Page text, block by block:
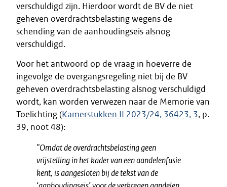
verschuldigd zijn. Hierdoor wordt de BV de niet
geheven overdrachtsbelasting wegens de
schending van de aanhoudingseis alsnog
verschuldigd.
Voor het antwoord op de vraag in hoeverre de
ingevolge de overgangsregeling niet bij de BV
geheven overdrachtsbelasting alsnog verschuldigd
wordt, kan worden verwezen naar de Memorie van
Toelichting (Kamerstukken II 2023/24, 36423, 3, p.
39, noot 48):
"Omdat de overdrachtsbelasting geen
vrijstelling in het kader van een aandelenfusie
kent, is aangesloten bij de tekst van de